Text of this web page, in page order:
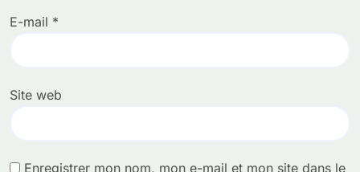
E-mail *
Site web
Enregistrer mon nom, mon e-mail et mon site dans le